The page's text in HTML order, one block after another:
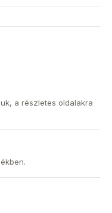
a részletes oldalakra